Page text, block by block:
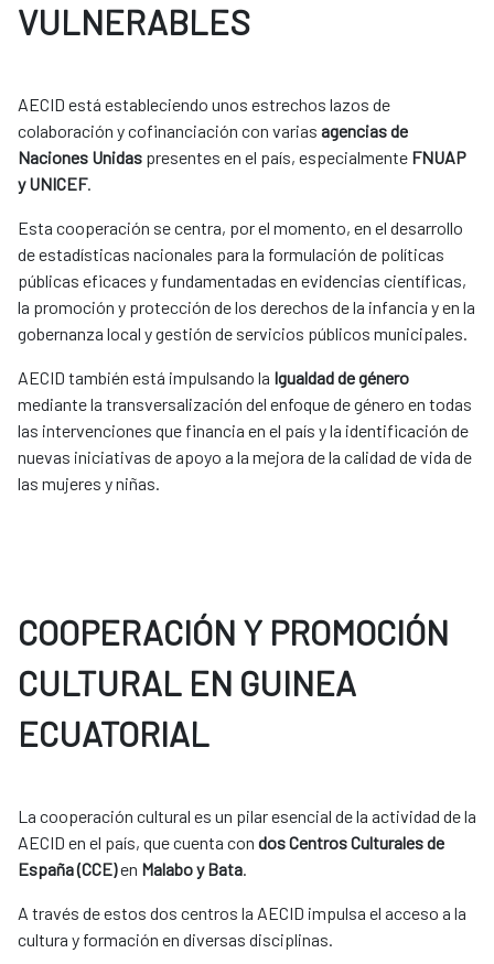
VULNERABLES
AECID está estableciendo unos estrechos lazos de
colaboración y cofinanciación con varias agencias de
Naciones Unidas presentes en el país, especialmente FNUAP
y UNICEF.
Esta cooperación se centra, por el momento, en el desarrollo
de estadísticas nacionales para la formulación de políticas
públicas eficaces y fundamentadas en evidencias científicas,
la promoción y protección de los derechos de la infancia y en la
gobernanza local y gestión de servicios públicos municipales.
AECID también está impulsando la Igualdad de género
mediante la transversalización del enfoque de género en todas
las intervenciones que financia en el país y la identificación de
nuevas iniciativas de apoyo a la mejora de la calidad de vida de
las mujeres y niñas.
COOPERACIÓN Y PROMOCIÓN
CULTURAL EN GUINEA
ECUATORIAL
La cooperación cultural es un pilar esencial de la actividad de la
AECID en el país, que cuenta con dos Centros Culturales de
España (CCE)en Malabo y Bata.
A través de estos dos centros la AECID impulsa el acceso a la
cultura y formación en diversas disciplinas.